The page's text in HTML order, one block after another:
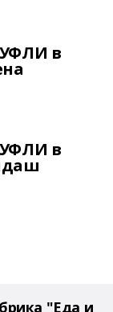
в
в
"Еда и